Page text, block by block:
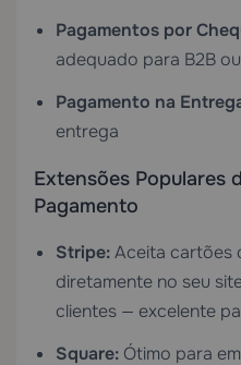
Pagamentos por
adequado para B2B
Pagamento na
entrega
Extensões Populares
Pagamento
Stripe:Aceita cartões
diretamente no seu
clientes — excelente
Square: Ótimo para